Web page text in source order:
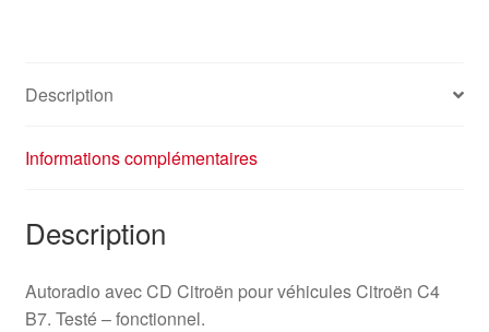
Description
Informations complémentaires
Description
Autoradio avec CD Citroën pour véhicules Citroën C4
B7. Testé – fonctionnel.